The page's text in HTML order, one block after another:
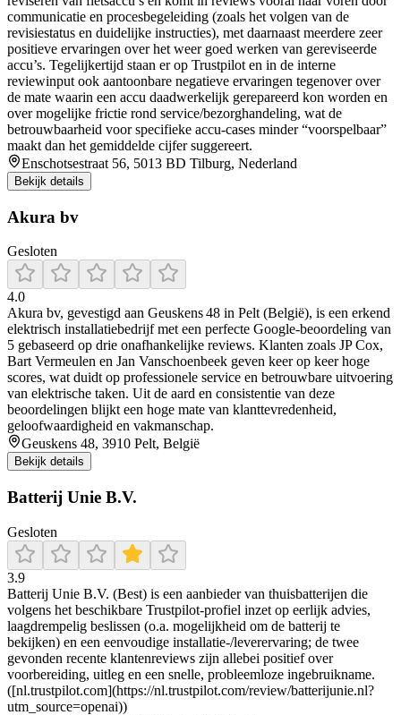
communicatie en procesbegeleiding (zoals het volgen van de
revisiestatus en duidelijke instructies), met daarnaast meerdere zeer
positieve ervaringen over het weer goed werken van gereviseerde
accu’s. Tegelijkertijd staan er op Trustpilot en in de interne
reviewinput ook aantoonbare negatieve ervaringen tegenover over
de mate waarin een accu daadwerkelijk gerepareerd kon worden en
over mogelijke frictie rond service/bezorghandeling, wat de
betrouwbaarheid voor specifieke accu-cases minder “voorspelbaar”
maakt dan het gemiddelde cijfer suggereert.
Enschotsestraat 56, 5013 BD Tilburg, Nederland
Bekijk details
Akura bv
Gesloten
4.0
Akura bv, gevestigd aan Geuskens 48 in Pelt (België), is een erkend
elektrisch installatiebedrijf met een perfecte Google‑beoordeling van
5 gebaseerd op drie onafhankelijke reviews. Klanten zoals JP Cox,
Bart Vermeulen en Jan Vanschoenbeek geven keer op keer hoge
scores, wat duidt op professionele service en betrouwbare uitvoering
van elektrische taken. Uit de aard en consistentie van deze
beoordelingen blijkt een hoge mate van klanttevredenheid,
geloofwaardigheid en vakmanschap.
Geuskens 48, 3910 Pelt, België
Bekijk details
Batterij Unie B.V.
Gesloten
3.9
Batterij Unie B.V. (Best) is een aanbieder van thuisbatterijen die
volgens het beschikbare Trustpilot-profiel inzet op eerlijk advies,
laagdrempelig beslissen (o.a. mogelijkheid om de batterij te
bekijken) en een eenvoudige installatie-/leverervaring; de twee
gevonden recente klantenreviews zijn allebei positief over
voorbereiding, uitleg en een snelle, probleemloze ingebruikname.
([nl.trustpilot.com](https://nl.trustpilot.com/review/batterijunie.nl?
utm_source=openai))